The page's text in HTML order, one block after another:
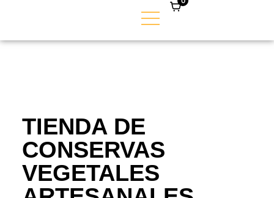
TIENDA DE
CONSERVAS
VEGETALES